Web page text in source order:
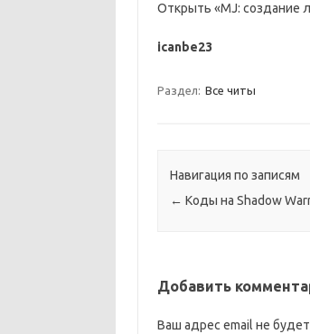
Открыть «MJ: создание
icanbe23
Раздел: Все читы
Навигация по записям
← Коды на Shadow
Добавить
Ваш адрес email не